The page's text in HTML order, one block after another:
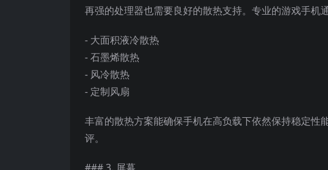
再强的处理器也需要良好的散热支持。专业的游戏手机
- 大面积液冷散热
- 石墨烯散热
- 风冷散热
- 定制风扇
丰富的散热方案能确保手机在高负载下依然保持稳定
评。